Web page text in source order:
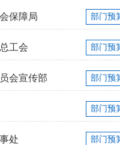
保障局 部门预
工会 部门预
会宣传部 部门预
部门预
处 部门预